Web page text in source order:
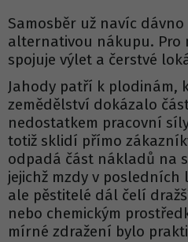
Samosběr už navíc
alternativou nákupu. Pro
spojuje výlet a čerstvé
Jahody patří k plodinám,
zemědělství dokázalo
nedostatkem pracovní
totiž sklidí přímo
odpadá část nákladů na
jejichž mzdy v
ale pěstitelé dál čelí
nebo chemickým
mírné zdražení bylo